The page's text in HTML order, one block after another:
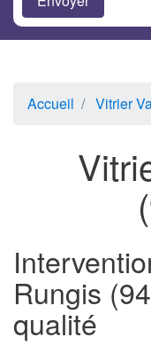
Accueil Vitrier
Rungis
qualité